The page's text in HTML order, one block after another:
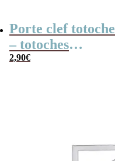
Porte clef totoche
– totoches
translucides
2,90€